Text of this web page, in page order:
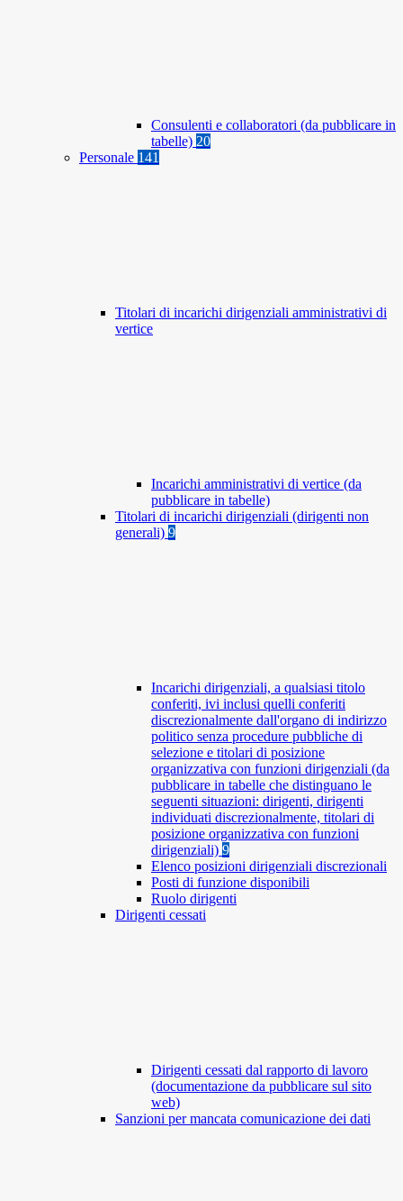
Consulenti e collaboratori (da pubblicare in
tabelle) 20
Personale 141
Titolari di incarichi dirigenziali amministrativi di
vertice
Incarichi amministrativi di vertice (da
pubblicare in tabelle)
Titolari di incarichi dirigenziali (dirigenti non
generali) 9
Incarichi dirigenziali, a qualsiasi titolo
conferiti, ivi inclusi quelli conferiti
discrezionalmente dall'organo di indirizzo
politico senza procedure pubbliche di
selezione e titolari di posizione
organizzativa con funzioni dirigenziali (da
pubblicare in tabelle che distinguano le
seguenti situazioni: dirigenti, dirigenti
individuati discrezionalmente, titolari di
posizione organizzativa con funzioni
dirigenziali) 9
Elenco posizioni dirigenziali discrezionali
Posti di funzione disponibili
Ruolo dirigenti
Dirigenti cessati
Dirigenti cessati dal rapporto di lavoro
(documentazione da pubblicare sul sito
web)
Sanzioni per mancata comunicazione dei dati